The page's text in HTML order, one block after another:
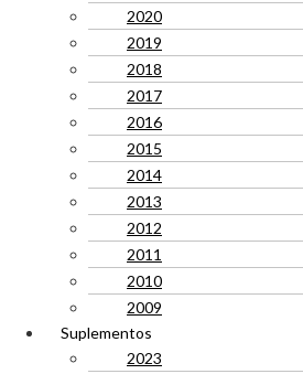
2020
2019
2018
2017
2016
2015
2014
2013
2012
2011
2010
2009
Suplementos
2023